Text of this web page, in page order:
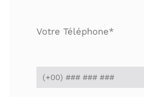
Votre Téléphone*